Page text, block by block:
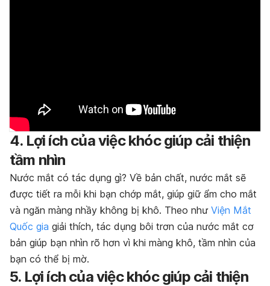
4. Lợi ích của việc khóc giúp cải thiện
tầm nhìn
Nước mắt có tác dụng gì? Về bản chất, nước mắt sẽ
được tiết ra mỗi khi bạn chớp mắt, giúp giữ ẩm cho mắt
và ngăn màng nhầy không bị khô. Theo như Viện Mắt
Quốc gia giải thích, tác dụng bôi trơn của nước mắt cơ
bản giúp bạn nhìn rõ hơn vì khi màng khô, tầm nhìn của
bạn có thể bị mờ.
5. Lợi ích của việc khóc giúp cải thiện